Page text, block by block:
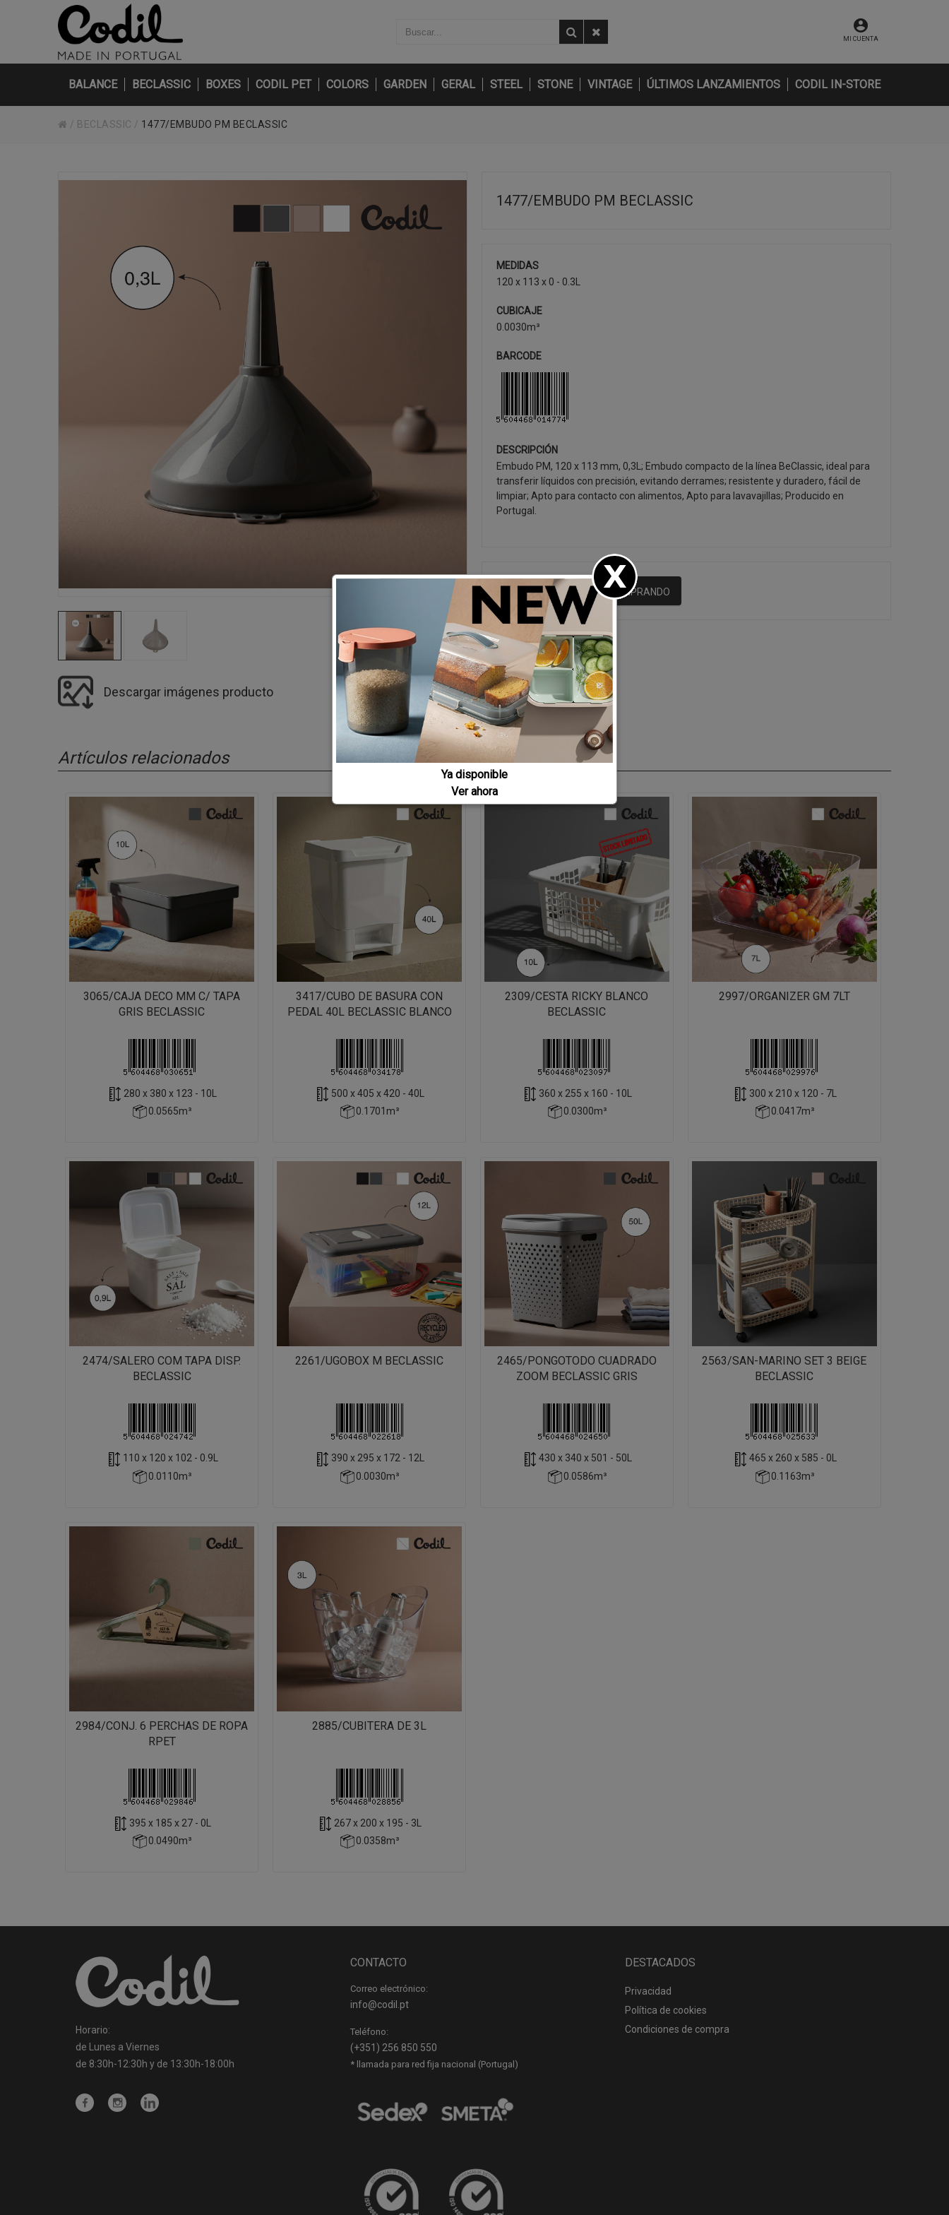
MI CUENTA
BALANCE BECLASSIC BOXES CODIL PET COLORS GARDEN GERAL STEEL STONE VINTAGE ÚLTIMOS LANZAMIENTOS CODIL IN-STORE
/ BECLASSIC / 1477/EMBUDO PM BECLASSIC
Descargar imágenes producto
1477/EMBUDO PM BECLASSIC
MEDIDAS
120 x 113 x 0 - 0.3L
CUBICAJE
0.0030m³
BARCODE
DESCRIPCIÓN
Embudo PM, 120 x 113 mm, 0,3L; Embudo compacto de la línea BeClassic, ideal para
transferir líquidos con precisión, evitando derrames; resistente y duradero, fácil de
limpiar; Apto para contacto con alimentos, Apto para lavavajillas; Producido en
Portugal.
SEGUIR COMPRANDO
Artículos relacionados
3065/CAJA DECO MM C/ TAPA
GRIS BECLASSIC
280 x 380 x 123 - 10L
0.0565m³
3417/CUBO DE BASURA CON
PEDAL 40L BECLASSIC BLANCO
500 x 405 x 420 - 40L
0.1701m³
2309/CESTA RICKY BLANCO
BECLASSIC
360 x 255 x 160 - 10L
0.0300m³
2997/ORGANIZER GM 7LT
300 x 210 x 120 - 7L
0.0417m³
2474/SALERO COM TAPA DISP.
BECLASSIC
110 x 120 x 102 - 0.9L
0.0110m³
2261/UGOBOX M BECLASSIC
390 x 295 x 172 - 12L
0.0030m³
2465/PONGOTODO CUADRADO
ZOOM BECLASSIC GRIS
430 x 340 x 501 - 50L
0.0586m³
2563/SAN-MARINO SET 3 BEIGE
BECLASSIC
465 x 260 x 585 - 0L
0.1163m³
2984/CONJ. 6 PERCHAS DE ROPA
RPET
395 x 185 x 27 - 0L
0.0490m³
2885/CUBITERA DE 3L
267 x 200 x 195 - 3L
0.0358m³
Horario:
de Lunes a Viernes
de 8:30h-12:30h y de 13:30h-18:00h
CONTACTO
Correo electrónico:
info@codil.pt
Teléfono:
(+351) 256 850 550
* llamada para red fija nacional (Portugal)
DESTACADOS
Privacidad
Política de cookies
Condiciones de compra
Ya disponible
Ver ahora